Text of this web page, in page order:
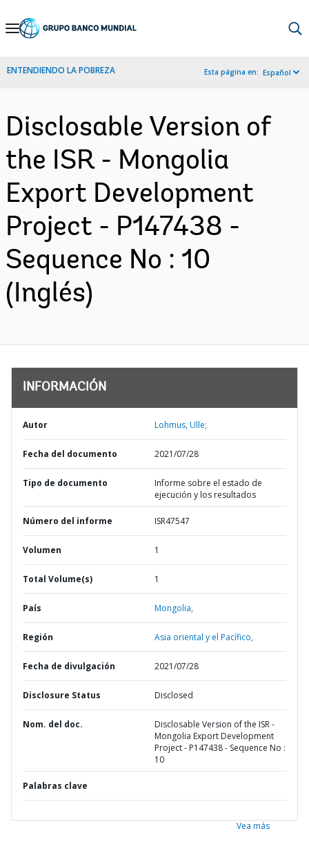
Skip
Navigation
ENTENDIENDO LA POBREZA Esta página en: Español
Disclosable Version of
the ISR - Mongolia
Export Development
Project - P147438 -
Sequence No : 10
(Inglés)
INFORMACIÓN
Autor Lohmus, Ulle;
Fecha del documento 2021/07/28
Tipo de documento
Informe sobre el estado de
ejecución y los resultados
Número del informe ISR47547
Volumen 1
Total Volume(s) 1
País Mongolia,
Región Asia oriental y el Pacífico,
Fecha de divulgación 2021/07/28
Disclosure Status Disclosed
Nom. del doc.
Disclosable Version of the ISR -
Mongolia Export Development
Project - P147438 - Sequence No :
10
Palabras clave
Vea más